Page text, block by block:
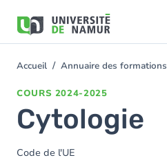
contenu
You
Accueil Annuaire des formations
COURS 2024-2025
Cytologie
Code de l'UE